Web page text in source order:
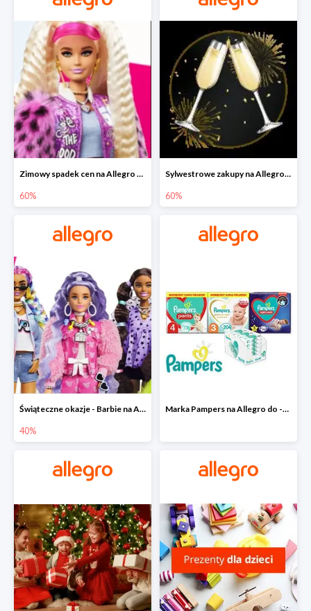
Zimowy spadek cen na Allegro - lalki Barbie do -60%
60%
Sylwestrowe zakupy na Allegro do -60%
60%
Świąteczne okazje - Barbie na Allegro do -40%
40%
Marka Pampers na Allegro do -35%